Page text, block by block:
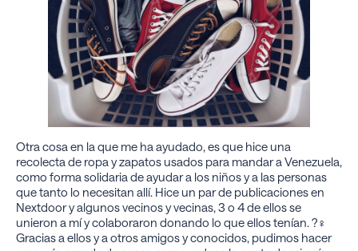
Otra cosa en la que me ha ayudado, es que hice una
recolecta de ropa y zapatos usados para mandar a Venezuela,
como forma solidaria de ayudar a los niños y a las personas
que tanto lo necesitan allí. Hice un par de publicaciones en
Nextdoor y algunos vecinos y vecinas, 3 o 4 de ellos se
unieron a mí y colaboraron donando lo que ellos tenían. ?‍♀️
Gracias a ellos y a otros amigos y conocidos, pudimos hacer